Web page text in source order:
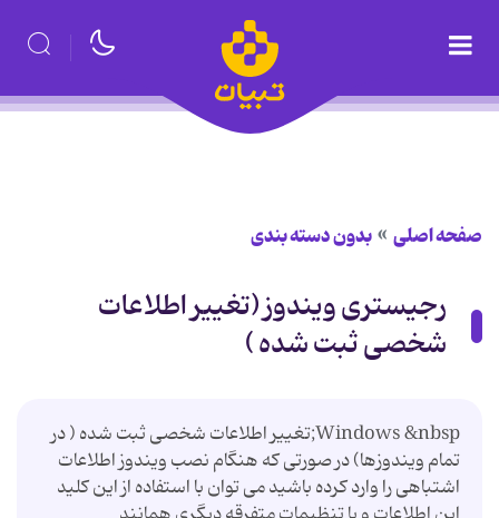
صفحه اصلی بدون دسته بندی
رجیستری ویندوز (تغییر اطلاعات
شخصی ثبت شده )
Windows &nbsp;تغییر اطلاعات شخصی ثبت شده ( در
تمام ویندوزها) در صورتی که هنگام نصب ویندوز اطلاعات
اشتباهی را وارد کرده باشید می توان با استفاده از این کلید